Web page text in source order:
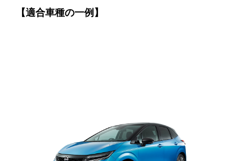
【適合車種の一例】